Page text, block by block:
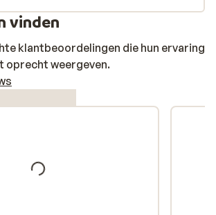
vinden
klantbeoordelingen die hun ervaring
oprecht weergeven.